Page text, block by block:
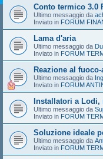
Conto termico 3.0
Ultimo messaggio da
Inviato in FORUM
Lama d'aria
Ultimo messaggio da
Inviato in FORUM
Reazione al
Ultimo messaggio da
Inviato in FORUM
Installatori a Lodi,
Ultimo messaggio da
Inviato in FORUM
Soluzione ideale
Ultimo messaggio da
Inviato in FORUM